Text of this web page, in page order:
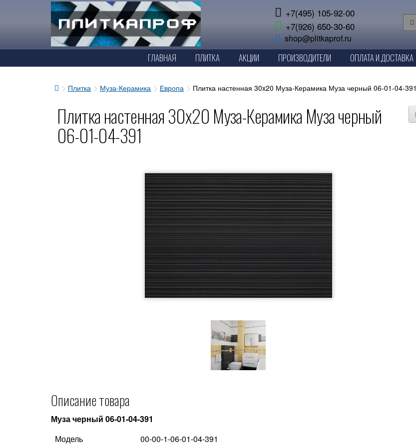
+7(495) 105-92-00
+7(926) 650-30-60
shop@plitkaprof.ru
ГЛАВНАЯ ПЛИТКА АКЦИИ ПРОИЗВОДИТЕЛИ ОПЛАТА И ДОСТАВКА
Плитка Муза-Керамика Европа Плитка настенная 30x20 Муза-Керамика Муза черный 06-01-04-391
Плитка настенная 30x20 Муза-Керамика Муза черный
06-01-04-391
Описание товара
Муза черный 06-01-04-391
Модель
00-00-1-06-01-04-391